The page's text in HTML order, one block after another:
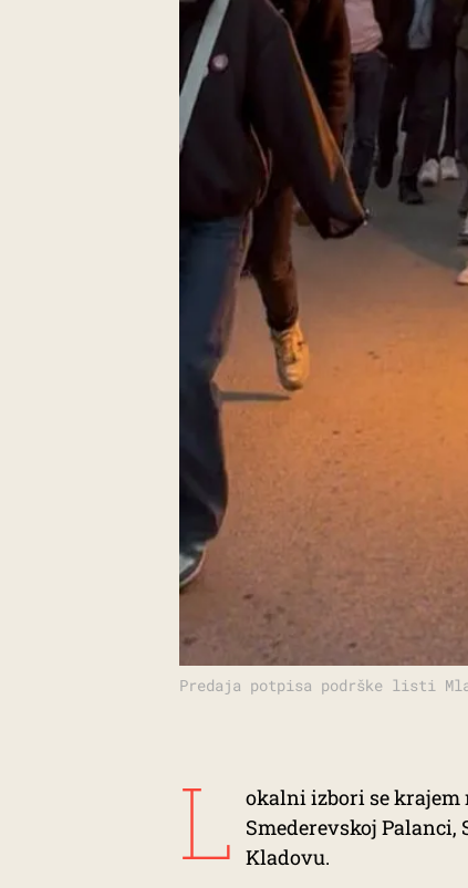
Predaja potpisa podrške listi
L okalni izbori se krajem
Smederevskoj
Kladovu.